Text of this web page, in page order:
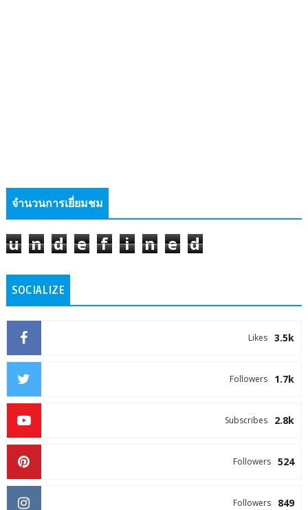
จำนวนการเยี่ยมชม
u n d e f i n e d
SOCIALIZE
3.5k
Likes
1.7k
Followers
2.8k
Subscribes
524
Followers
849
Followers